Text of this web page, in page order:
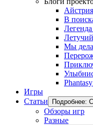
Айстрия
В
Мы
Игры
Статьи
Подробнее:
Обзоры игр
Разные